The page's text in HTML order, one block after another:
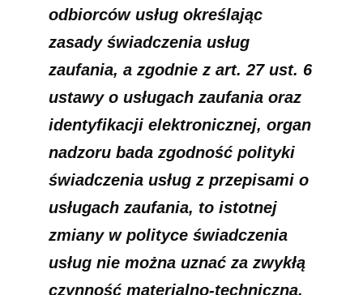
odbiorców usług określając
zasady świadczenia usług
zaufania, a zgodnie z art. 27 ust. 6
ustawy o usługach zaufania oraz
identyfikacji elektronicznej, organ
nadzoru bada zgodność polityki
świadczenia usług z przepisami o
usługach zaufania, to istotnej
zmiany w polityce świadczenia
usług nie można uznać za zwykłą
czynność materialno-techniczną.